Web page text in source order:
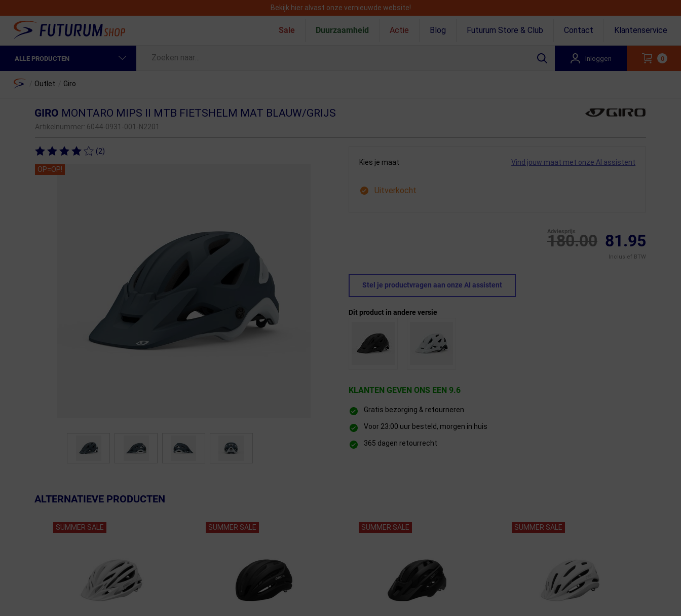
Bekijk hier alvast onze vernieuwde website!
Sale Duurzaamheid Actie Blog Futurum Store & Club Contact Klantenservice
ALLE PRODUCTEN
Fietskleding Heren
Fietsonderdelen
Fietsonderhoud
Nieuw bij FuturumShop...
Inloggen 0
Home Outlet Giro
GIRO MONTARO MIPS II MTB FIETSHELM MAT BLAUW/GRIJS
Artikelnummer: 6044-0931-001-N2201
(2)
OP=OP!
Kies je maat Vind jouw maat met onze AI assistent
Uitverkocht
180.00
Adviesprijs 81.95
Inclusief BTW
Stel je productvragen aan onze AI assistent
Dit product in andere versie
KLANTEN GEVEN ONS EEN 9.6
Gratis bezorging & retourneren
Voor 23:00 uur besteld, morgen in huis
365 dagen retourrecht
ALTERNATIEVE PRODUCTEN
SUMMER SALE SUMMER SALE SUMMER SALE SUMMER SALE